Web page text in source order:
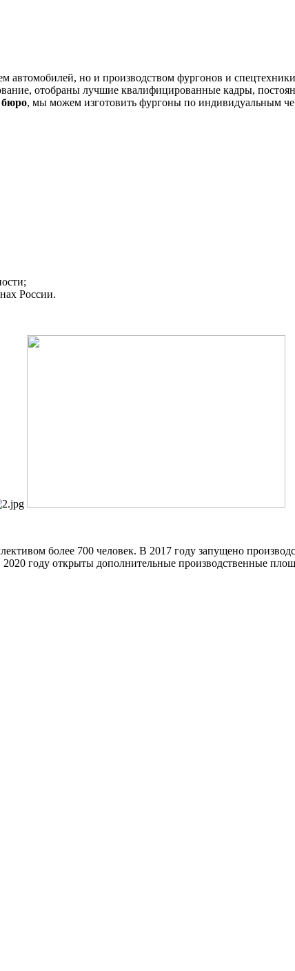
автомобилей, но и производством фургонов и
отобраны лучшие квалифицированные кадры,
бюро, мы можем изготовить фургоны по индивидуальным
России.
более 700 человек. В 2017 году запущено
году открыты дополнительные производственные